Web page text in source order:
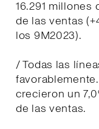
16.291 millones
de las ventas
los 9M2023).
/ Todas las
crecieron un
de las ventas.